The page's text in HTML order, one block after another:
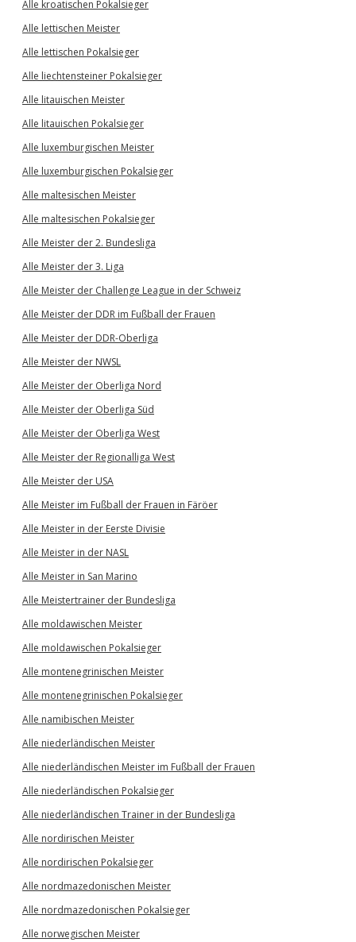
Alle kroatischen Pokalsieger
Alle lettischen Meister
Alle lettischen Pokalsieger
Alle liechtensteiner Pokalsieger
Alle litauischen Meister
Alle litauischen Pokalsieger
Alle luxemburgischen Meister
Alle luxemburgischen Pokalsieger
Alle maltesischen Meister
Alle maltesischen Pokalsieger
Alle Meister der 2. Bundesliga
Alle Meister der 3. Liga
Alle Meister der Challenge League in der Schweiz
Alle Meister der DDR im Fußball der Frauen
Alle Meister der DDR-Oberliga
Alle Meister der NWSL
Alle Meister der Oberliga Nord
Alle Meister der Oberliga Süd
Alle Meister der Oberliga West
Alle Meister der Regionalliga West
Alle Meister der USA
Alle Meister im Fußball der Frauen in Färöer
Alle Meister in der Eerste Divisie
Alle Meister in der NASL
Alle Meister in San Marino
Alle Meistertrainer der Bundesliga
Alle moldawischen Meister
Alle moldawischen Pokalsieger
Alle montenegrinischen Meister
Alle montenegrinischen Pokalsieger
Alle namibischen Meister
Alle niederländischen Meister
Alle niederländischen Meister im Fußball der Frauen
Alle niederländischen Pokalsieger
Alle niederländischen Trainer in der Bundesliga
Alle nordirischen Meister
Alle nordirischen Pokalsieger
Alle nordmazedonischen Meister
Alle nordmazedonischen Pokalsieger
Alle norwegischen Meister